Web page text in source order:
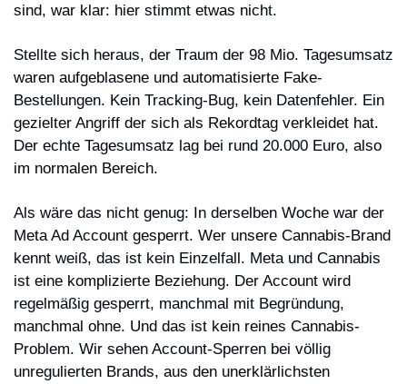
sind, war klar: hier stimmt etwas nicht.
Stellte sich heraus, der Traum der 98 Mio. Tagesumsatz
waren aufgeblasene und automatisierte Fake-
Bestellungen. Kein Tracking-Bug, kein Datenfehler. Ein
gezielter Angriff der sich als Rekordtag verkleidet hat.
Der echte Tagesumsatz lag bei rund 20.000 Euro, also
im normalen Bereich.
Als wäre das nicht genug: In derselben Woche war der
Meta Ad Account gesperrt. Wer unsere Cannabis-Brand
kennt weiß, das ist kein Einzelfall. Meta und Cannabis
ist eine komplizierte Beziehung. Der Account wird
regelmäßig gesperrt, manchmal mit Begründung,
manchmal ohne. Und das ist kein reines Cannabis-
Problem. Wir sehen Account-Sperren bei völlig
unregulierten Brands, aus den unerklärlichsten